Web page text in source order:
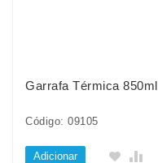
Garrafa Térmica 850ml
Código: 09105
Adicionar